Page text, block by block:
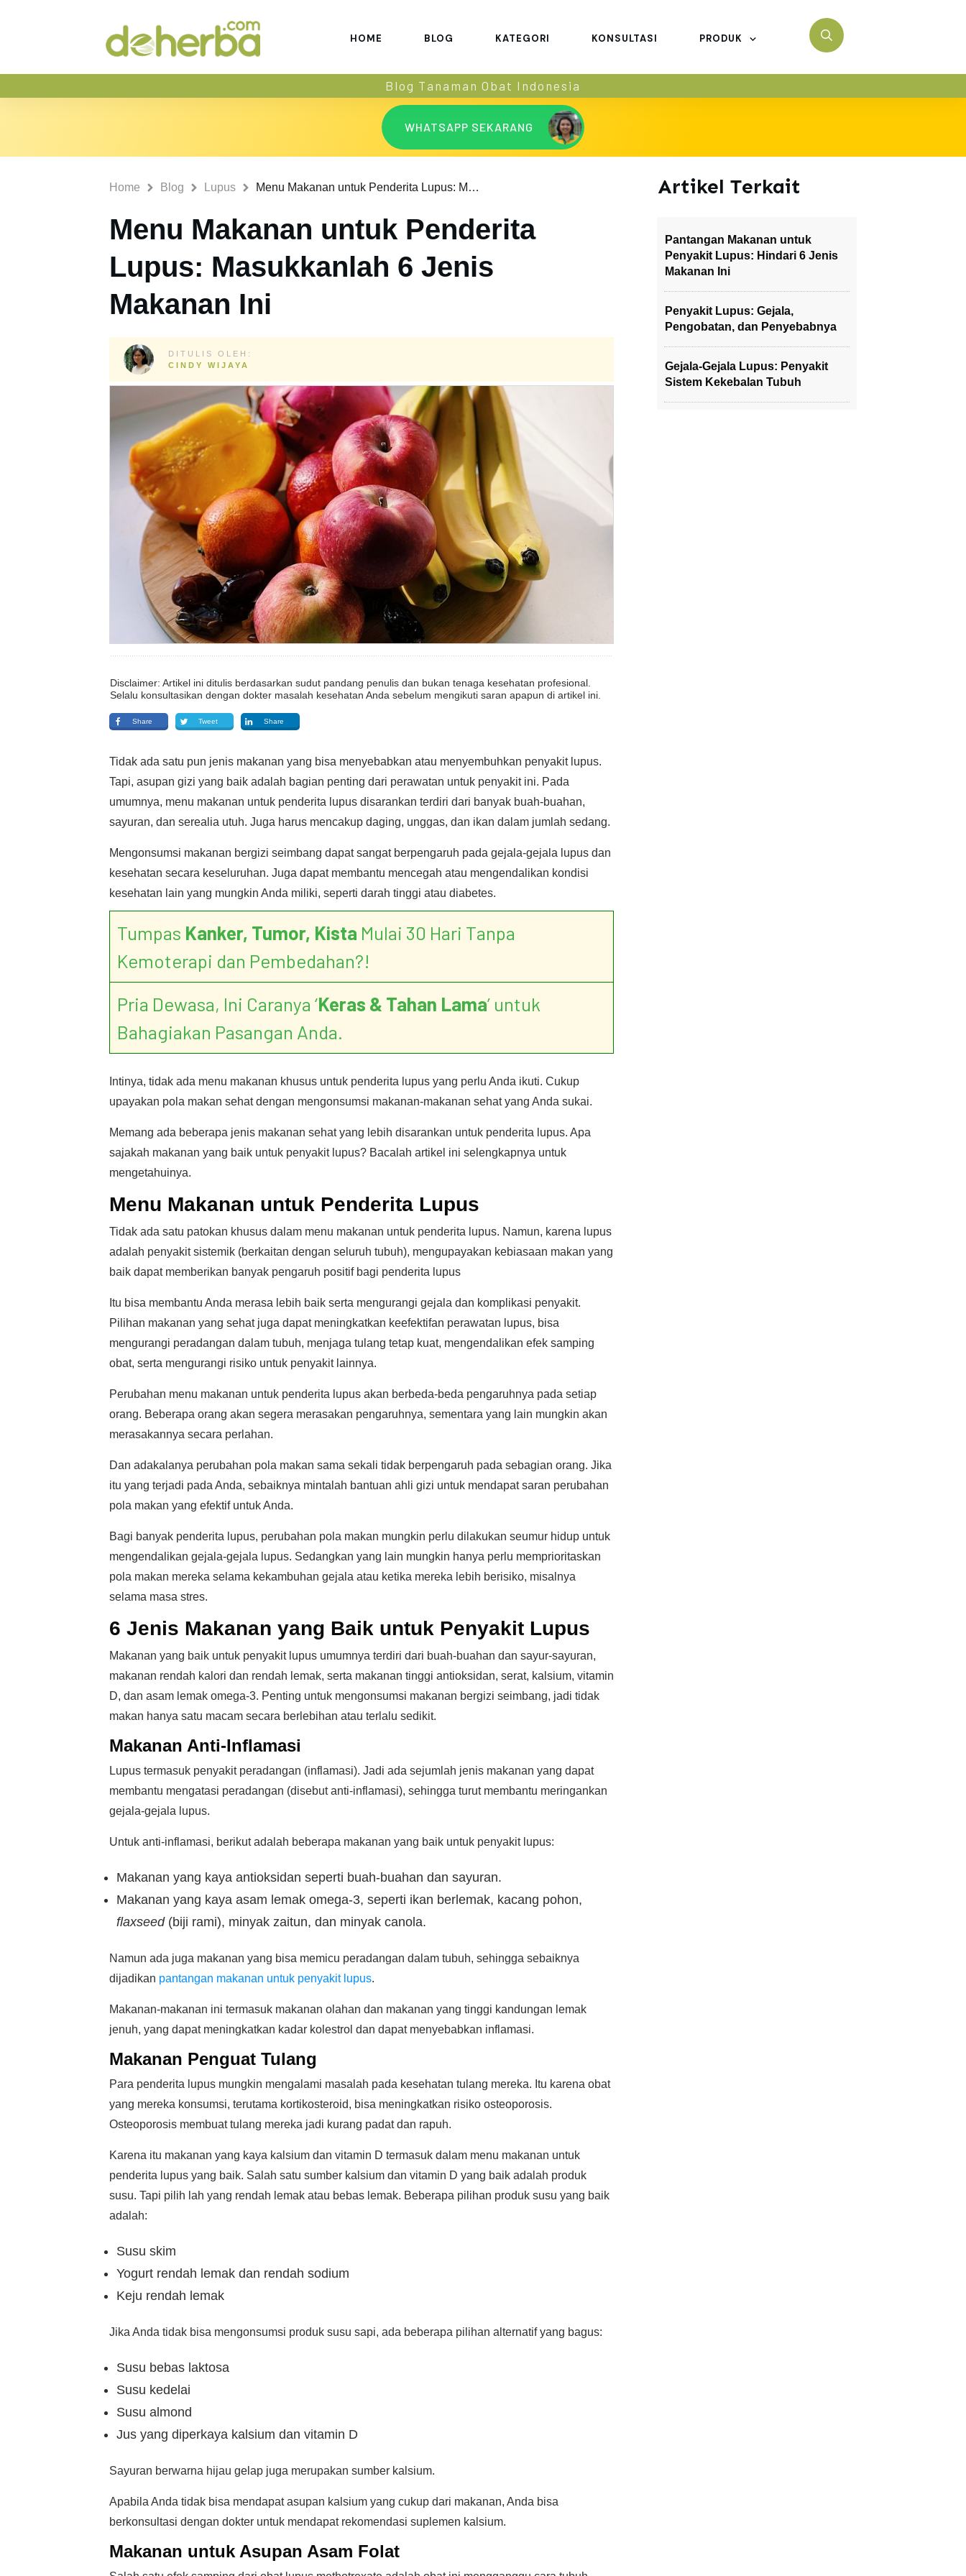
HOME BLOG KATEGORI KONSULTASI PRODUK
Blog Tanaman Obat Indonesia
WHATSAPP SEKARANG
Home Blog Lupus Menu Makanan untuk Penderita Lupus: Masukkanlah 6 Jenis Makanan Ini
Menu Makanan untuk Penderita
Lupus: Masukkanlah 6 Jenis
Makanan Ini
DITULIS OLEH:
CINDY WIJAYA
Disclaimer: Artikel ini ditulis berdasarkan sudut pandang penulis dan bukan tenaga kesehatan profesional.
Selalu konsultasikan dengan dokter masalah kesehatan Anda sebelum mengikuti saran apapun di artikel ini.
Share Tweet Share
Tidak ada satu pun jenis makanan yang bisa menyebabkan atau menyembuhkan penyakit lupus.
Tapi, asupan gizi yang baik adalah bagian penting dari perawatan untuk penyakit ini. Pada
umumnya, menu makanan untuk penderita lupus disarankan terdiri dari banyak buah-buahan,
sayuran, dan serealia utuh. Juga harus mencakup daging, unggas, dan ikan dalam jumlah sedang.
Mengonsumsi makanan bergizi seimbang dapat sangat berpengaruh pada gejala-gejala lupus dan
kesehatan secara keseluruhan. Juga dapat membantu mencegah atau mengendalikan kondisi
kesehatan lain yang mungkin Anda miliki, seperti darah tinggi atau diabetes.
Tumpas Kanker, Tumor, Kista Mulai 30 Hari Tanpa
Kemoterapi dan Pembedahan?!
Pria Dewasa, Ini Caranya ‘Keras & Tahan Lama’ untuk
Bahagiakan Pasangan Anda.
Intinya, tidak ada menu makanan khusus untuk penderita lupus yang perlu Anda ikuti. Cukup
upayakan pola makan sehat dengan mengonsumsi makanan-makanan sehat yang Anda sukai.
Memang ada beberapa jenis makanan sehat yang lebih disarankan untuk penderita lupus. Apa
sajakah makanan yang baik untuk penyakit lupus? Bacalah artikel ini selengkapnya untuk
mengetahuinya.
Menu Makanan untuk Penderita Lupus
Tidak ada satu patokan khusus dalam menu makanan untuk penderita lupus. Namun, karena lupus
adalah penyakit sistemik (berkaitan dengan seluruh tubuh), mengupayakan kebiasaan makan yang
baik dapat memberikan banyak pengaruh positif bagi penderita lupus
Itu bisa membantu Anda merasa lebih baik serta mengurangi gejala dan komplikasi penyakit.
Pilihan makanan yang sehat juga dapat meningkatkan keefektifan perawatan lupus, bisa
mengurangi peradangan dalam tubuh, menjaga tulang tetap kuat, mengendalikan efek samping
obat, serta mengurangi risiko untuk penyakit lainnya.
Perubahan menu makanan untuk penderita lupus akan berbeda-beda pengaruhnya pada setiap
orang. Beberapa orang akan segera merasakan pengaruhnya, sementara yang lain mungkin akan
merasakannya secara perlahan.
Dan adakalanya perubahan pola makan sama sekali tidak berpengaruh pada sebagian orang. Jika
itu yang terjadi pada Anda, sebaiknya mintalah bantuan ahli gizi untuk mendapat saran perubahan
pola makan yang efektif untuk Anda.
Bagi banyak penderita lupus, perubahan pola makan mungkin perlu dilakukan seumur hidup untuk
mengendalikan gejala-gejala lupus. Sedangkan yang lain mungkin hanya perlu memprioritaskan
pola makan mereka selama kekambuhan gejala atau ketika mereka lebih berisiko, misalnya
selama masa stres.
6 Jenis Makanan yang Baik untuk Penyakit Lupus
Makanan yang baik untuk penyakit lupus umumnya terdiri dari buah-buahan dan sayur-sayuran,
makanan rendah kalori dan rendah lemak, serta makanan tinggi antioksidan, serat, kalsium, vitamin
D, dan asam lemak omega-3. Penting untuk mengonsumsi makanan bergizi seimbang, jadi tidak
makan hanya satu macam secara berlebihan atau terlalu sedikit.
Makanan Anti-Inflamasi
Lupus termasuk penyakit peradangan (inflamasi). Jadi ada sejumlah jenis makanan yang dapat
membantu mengatasi peradangan (disebut anti-inflamasi), sehingga turut membantu meringankan
gejala-gejala lupus.
Untuk anti-inflamasi, berikut adalah beberapa makanan yang baik untuk penyakit lupus:
Makanan yang kaya antioksidan seperti buah-buahan dan sayuran.
Makanan yang kaya asam lemak omega-3, seperti ikan berlemak, kacang pohon,
flaxseed (biji rami), minyak zaitun, dan minyak canola.
Namun ada juga makanan yang bisa memicu peradangan dalam tubuh, sehingga sebaiknya
dijadikan pantangan makanan untuk penyakit lupus.
Makanan-makanan ini termasuk makanan olahan dan makanan yang tinggi kandungan lemak
jenuh, yang dapat meningkatkan kadar kolestrol dan dapat menyebabkan inflamasi.
Makanan Penguat Tulang
Para penderita lupus mungkin mengalami masalah pada kesehatan tulang mereka. Itu karena obat
yang mereka konsumsi, terutama kortikosteroid, bisa meningkatkan risiko osteoporosis.
Osteoporosis membuat tulang mereka jadi kurang padat dan rapuh.
Karena itu makanan yang kaya kalsium dan vitamin D termasuk dalam menu makanan untuk
penderita lupus yang baik. Salah satu sumber kalsium dan vitamin D yang baik adalah produk
susu. Tapi pilih lah yang rendah lemak atau bebas lemak. Beberapa pilihan produk susu yang baik
adalah:
Susu skim
Yogurt rendah lemak dan rendah sodium
Keju rendah lemak
Jika Anda tidak bisa mengonsumsi produk susu sapi, ada beberapa pilihan alternatif yang bagus:
Susu bebas laktosa
Susu kedelai
Susu almond
Jus yang diperkaya kalsium dan vitamin D
Sayuran berwarna hijau gelap juga merupakan sumber kalsium.
Apabila Anda tidak bisa mendapat asupan kalsium yang cukup dari makanan, Anda bisa
berkonsultasi dengan dokter untuk mendapat rekomendasi suplemen kalsium.
Makanan untuk Asupan Asam Folat
Artikel Terkait
Pantangan Makanan untuk
Penyakit Lupus: Hindari 6 Jenis
Makanan Ini
Penyakit Lupus: Gejala,
Pengobatan, dan Penyebabnya
Gejala-Gejala Lupus: Penyakit
Sistem Kekebalan Tubuh